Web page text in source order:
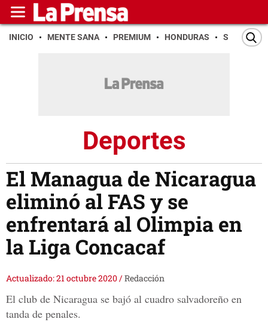
INICIO MENTE SANA PREMIUM HONDURAS SAN PEDRO
Deportes
El Managua de Nicaragua
eliminó al FAS y se
enfrentará al Olimpia en
la Liga Concacaf
Actualizado: 21 octubre 2020/Redacción
El club de Nicaragua se bajó al cuadro salvadoreño en
tanda de penales.